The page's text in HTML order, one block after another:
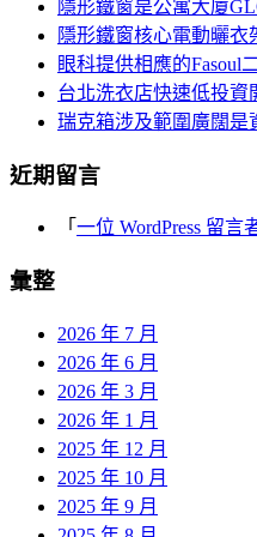
隱形鐵窗是公寓大廈
隱形鐵窗核心電動曬衣
眼科提供相應的Fasoul
台北洗衣店快速低投資
瑞克箱涉及範圍廣闊是
近期留言
「 一位 WordPress 留言
彙整
2026 年 7 月
2026 年 6 月
2026 年 3 月
2026 年 1 月
2025 年 12 月
2025 年 10 月
2025 年 9 月